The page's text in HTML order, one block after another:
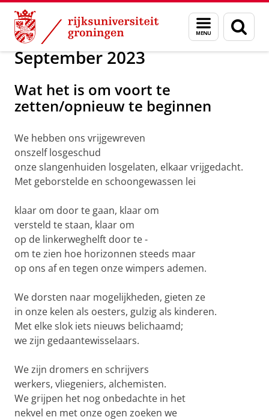
Skip
Content
Skip
Navigation
Menu
en
zoeken
Over ons Profiel Gedichten van de huisdichter
September 2023
Wat het is om voort te
zetten/opnieuw te beginnen
We hebben ons vrijgewreven
onszelf losgeschud
onze slangenhuiden losgelaten, elkaar vrijgedacht.
Met geborstelde en schoongewassen lei
klaar om door te gaan, klaar om
versteld te staan, klaar om
op de linkerweghelft door te -
om te zien hoe horizonnen steeds maar
op ons af en tegen onze wimpers ademen.
We dorsten naar mogelijkheden, gieten ze
in onze kelen als oesters, gulzig als kinderen.
Met elke slok iets nieuws belichaamd;
we zijn gedaantewisselaars.
We zijn dromers en schrijvers
werkers, vliegeniers, alchemisten.
We grijpen het nog onbedachte in het
nekvel en met onze ogen zoeken we